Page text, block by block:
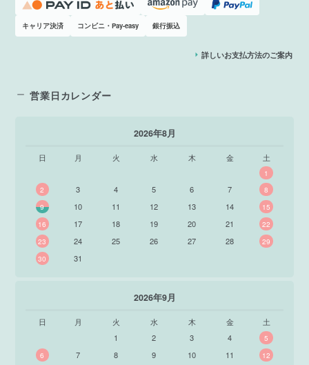
キャリア決済 コンビニ・Pay-easy 銀行振込
詳しいお支払方法のご案内
営業日カレンダー
2026年8月
日 月 火 水 木 金 土
1
2
3 4 5 6 7
8
9
10 11 12 13 14
15
16
17 18 19 20 21
22
23
24 25 26 27 28
29
30
31
2026年9月
日 月 火 水 木 金
土
1
2 3 4
5
6
7 8 9 10 11
12